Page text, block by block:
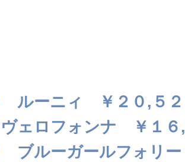
ルーニィ ￥２０,５
ェロフォンナ ￥１６,
ブルーガールフォリ